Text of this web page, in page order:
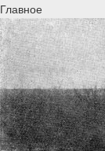
Главное